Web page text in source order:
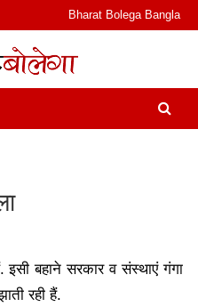
Bharat Bolega Bangla
फ़ीचर. भारत बोलेगा हिंदी न्यूज़ वेबसाइट
I जानकारी भी समझदारी भी
इसी बहाने सरकार व संस्थाएं गंगा
रही हैं.